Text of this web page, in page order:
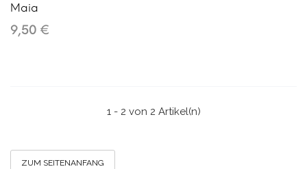
Maia
9,50 €
1 - 2 von 2 Artikel(n)
ZUM SEITENANFANG